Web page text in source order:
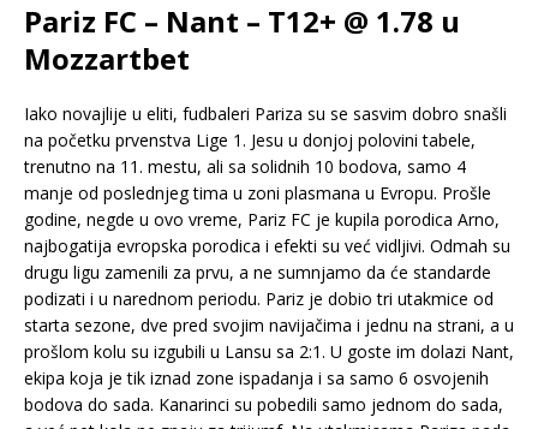
Pariz FC – Nant – T12+ @ 1.78 u
Mozzartbet
Iako novajlije u eliti, fudbaleri Pariza su se sasvim dobro snašli
na početku prvenstva Lige 1. Jesu u donjoj polovini tabele,
trenutno na 11. mestu, ali sa solidnih 10 bodova, samo 4
manje od poslednjeg tima u zoni plasmana u Evropu. Prošle
godine, negde u ovo vreme, Pariz FC je kupila porodica Arno,
najbogatija evropska porodica i efekti su već vidljivi. Odmah su
drugu ligu zamenili za prvu, a ne sumnjamo da će standarde
podizati i u narednom periodu. Pariz je dobio tri utakmice od
starta sezone, dve pred svojim navijačima i jednu na strani, a u
prošlom kolu su izgubili u Lansu sa 2:1. U goste im dolazi Nant,
ekipa koja je tik iznad zone ispadanja i sa samo 6 osvojenih
bodova do sada. Kanarinci su pobedili samo jednom do sada,